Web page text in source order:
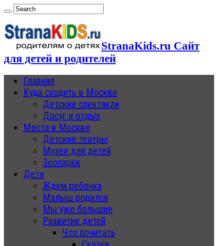
StranaKids.ru Сайт
для детей и родителей
Главная
Куда сходить в Москве
Детские спектакли
Досуг и отдых
Места в Москве
Детские театры
Музеи для детей
Зоопарки
Дети
Ждем ребенка
Малыш родился
Мы уже большие
Развитие детей
Что почитать